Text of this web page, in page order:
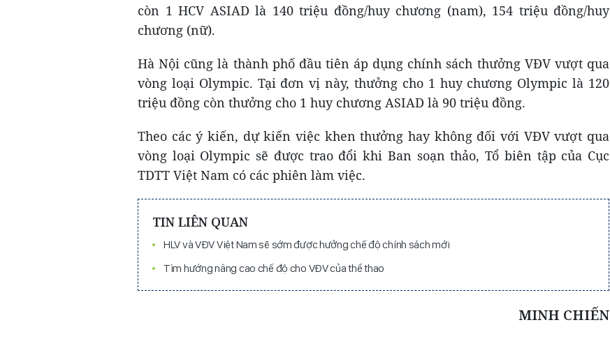
còn 1 HCV ASIAD là 140 triệu đồng/huy chương (nam), 154 triệu đồng/huy
chương (nữ).
Hà Nội cũng là thành phố đầu tiên áp dụng chính sách thưởng VĐV vượt qua
vòng loại Olympic. Tại đơn vị này, thưởng cho 1 huy chương Olympic là 120
triệu đồng còn thưởng cho 1 huy chương ASIAD là 90 triệu đồng.
Theo các ý kiến, dự kiến việc khen thưởng hay không đối với VĐV vượt qua
vòng loại Olympic sẽ được trao đổi khi Ban soạn thảo, Tổ biên tập của Cục
TDTT Việt Nam có các phiên làm việc.
TIN LIÊN QUAN
HLV và VĐV Việt Nam sẽ sớm được hưởng chế độ chính sách mới
Tìm hướng nâng cao chế độ cho VĐV của thể thao
MINH CHIẾN